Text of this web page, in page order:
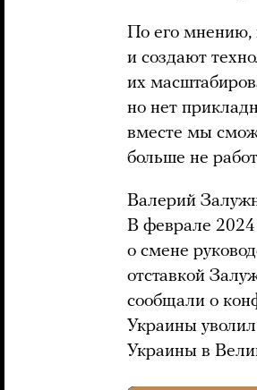
По его мнению,
и создают
их
но нет
вместе мы
больше не
Валерий
В феврале
о смене
отставкой
сообщали о
Украины
Украины в